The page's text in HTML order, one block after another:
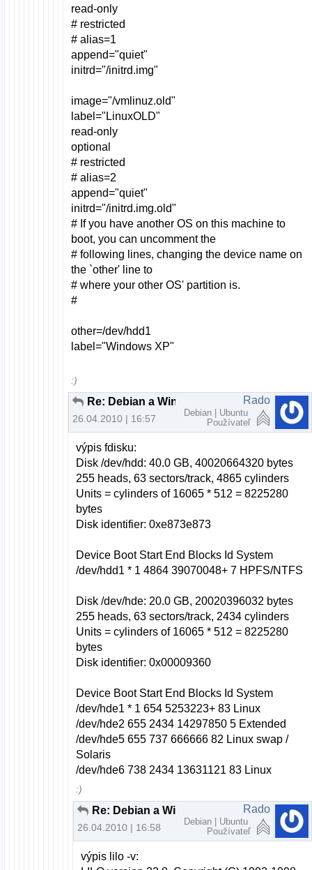
read-only
# restricted
# alias=1
append="quiet"
initrd="/initrd.img"
image="/vmlinuz.old"
label="LinuxOLD"
read-only
optional
# restricted
# alias=2
append="quiet"
initrd="/initrd.img.old"
# If you have another OS on this machine to
boot, you can uncomment the
# following lines, changing the device name on
the `other' line to
# where your other OS' partition is.
#
other=/dev/hdd1
label="Windows XP"
:)
26.04.2010 | 16:57
Rado
Debian | Ubuntu
Používateľ
výpis fdisku:
Disk /dev/hdd: 40.0 GB, 40020664320 bytes
255 heads, 63 sectors/track, 4865 cylinders
Units = cylinders of 16065 * 512 = 8225280
bytes
Disk identifier: 0xe873e873
Device Boot Start End Blocks Id System
/dev/hdd1 * 1 4864 39070048+ 7 HPFS/NTFS
Disk /dev/hde: 20.0 GB, 20020396032 bytes
255 heads, 63 sectors/track, 2434 cylinders
Units = cylinders of 16065 * 512 = 8225280
bytes
Disk identifier: 0x00009360
Device Boot Start End Blocks Id System
/dev/hde1 * 1 654 5253223+ 83 Linux
/dev/hde2 655 2434 14297850 5 Extended
/dev/hde5 655 737 666666 82 Linux swap /
Solaris
/dev/hde6 738 2434 13631121 83 Linux
:)
26.04.2010 | 16:58
Rado
Debian | Ubuntu
Používateľ
výpis lilo -v: